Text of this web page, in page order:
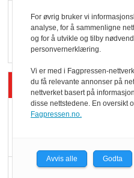
i
Siste artikler -
For øvrig bruker vi
analyse, for å sammenligne
og for å utvikle og tilby
personvernerklæring.
Vi er med i Fagpressen-
du få relevante annonser på
nettverket basert på
disse nettstedene. En oversikt
Fagpressen.no.
Avvis alle Godta